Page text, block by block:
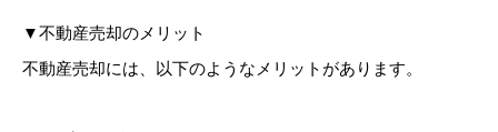
▼不動産売却のメリット
不動産売却には、以下のようなメリットがあります。